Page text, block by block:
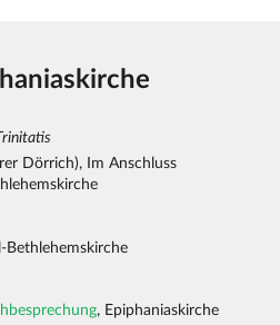
Dörrich), Im Anschluss
Bethlehemskirche
, Epiphaniaskirche